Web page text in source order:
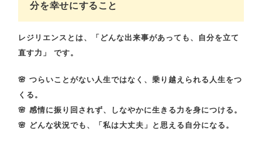
分を幸せにすること
レジリエンスとは、
「どんな出来事があっても、自分を立て
直す力」
です。
🌸つらいことがない人生ではなく、乗り越えられる人生をつ
くる。
🌸感情に振り回されず、しなやかに生きる力を身につける。
🌸 どんな状況でも、「私は大丈夫」と思える自分になる。